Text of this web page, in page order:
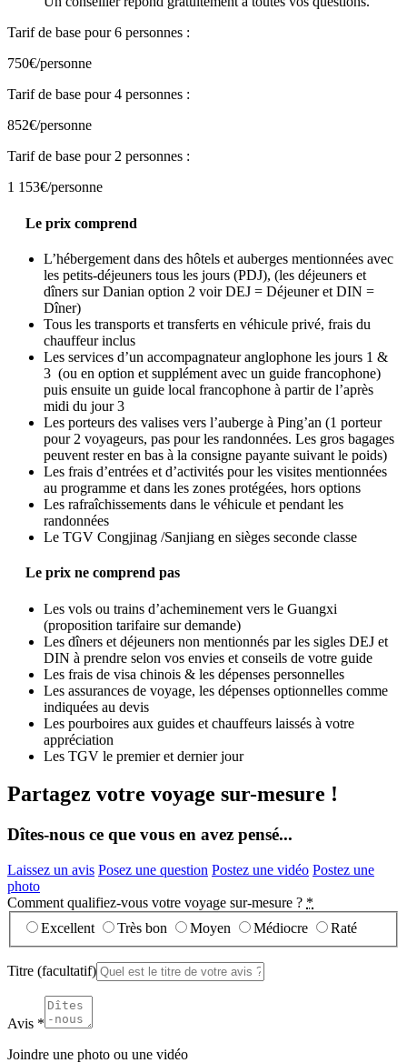
Tarif de base pour 6 personnes :
750€/personne
Tarif de base pour 4 personnes :
852€/personne
Tarif de base pour 2 personnes :
1 153€/personne
Le prix comprend
L’hébergement dans des hôtels et auberges mentionnées avec
les petits-déjeuners tous les jours (PDJ), (les déjeuners et
dîners sur Danian option 2 voir DEJ = Déjeuner et DIN =
Dîner)
Tous les transports et transferts en véhicule privé, frais du
chauffeur inclus
Les services d’un accompagnateur anglophone les jours 1 &
3 (ou en option et supplément avec un guide francophone)
puis ensuite un guide local francophone à partir de l’après
midi du jour 3
Les porteurs des valises vers l’auberge à Ping’an (1 porteur
pour 2 voyageurs, pas pour les randonnées. Les gros bagages
peuvent rester en bas à la consigne payante suivant le poids)
Les frais d’entrées et d’activités pour les visites mentionnées
au programme et dans les zones protégées, hors options
Les rafraîchissements dans le véhicule et pendant les
randonnées
Le TGV Congjinag /Sanjiang en sièges seconde classe
Le prix ne comprend pas
Les vols ou trains d’acheminement vers le Guangxi
(proposition tarifaire sur demande)
Les dîners et déjeuners non mentionnés par les sigles DEJ et
DIN à prendre selon vos envies et conseils de votre guide
Les frais de visa chinois & les dépenses personnelles
Les assurances de voyage, les dépenses optionnelles comme
indiquées au devis
Les pourboires aux guides et chauffeurs laissés à votre
appréciation
Les TGV le premier et dernier jour
Partagez votre voyage sur-mesure !
Dîtes-nous ce que vous en avez pensé...
Laissez un avis Posez une question Postez une vidéo Postez une
photo
Comment qualifiez-vous votre voyage sur-mesure ? *
Excellent
Très bon Moyen Médiocre Raté
Titre (facultatif)
Avis *
Joindre une photo ou une vidéo